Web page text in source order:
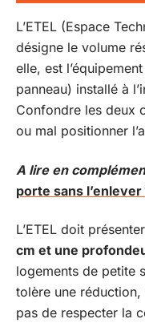
L’ETEL (Espace
désigne le volume
elle, est
panneau) installé à
Confondre les deux
ou mal positionner
A lire en
porte sans l’enlever
L’ETEL doit présenter
cm et une
logements de petite
tolère une
pas de respecter la